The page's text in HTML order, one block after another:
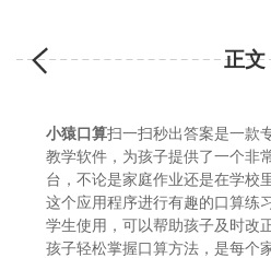
正文
小猿口算扫一扫秒出答案是一款
教学软件，为孩子提供了一个非
台，不论是家庭作业还是在学校
这个应用程序进行有趣的口算练
学生使用，可以帮助孩子及时改
孩子轻松掌握口算方法，是每个